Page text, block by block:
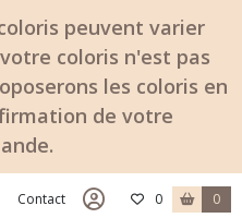
peuvent varier
coloris n'est pas
les coloris en
de votre
Contact 0 0